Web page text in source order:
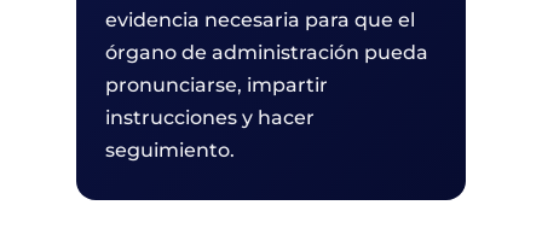
evidencia necesaria para que el
órgano de administración pueda
pronunciarse, impartir
instrucciones y hacer
seguimiento.